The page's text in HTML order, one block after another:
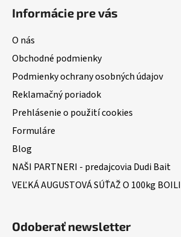
Informácie pre vás
O nás
Obchodné podmienky
Podmienky ochrany osobných údajov
Reklamačný poriadok
Prehlásenie o použití cookies
Formuláre
Blog
NAŠI PARTNERI - predajcovia Dudi Bait
VEĽKÁ AUGUSTOVÁ SÚŤAŽ O 100kg
Odoberať newsletter